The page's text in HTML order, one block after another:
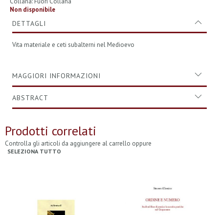
Non disponibile
DETTAGLI
Vita materiale e ceti subalterni nel Medioevo
MAGGIORI INFORMAZIONI
ABSTRACT
Prodotti correlati
Controlla gli articoli da aggiungere al carrello oppure
SELEZIONA TUTTO